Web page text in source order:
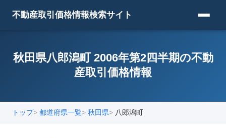
不動産取引価格情報検索サイト
秋田県八郎潟町 2006年第2四半期の不動
産取引価格情報
トップ 都道府県一覧 秋田県 八郎潟町